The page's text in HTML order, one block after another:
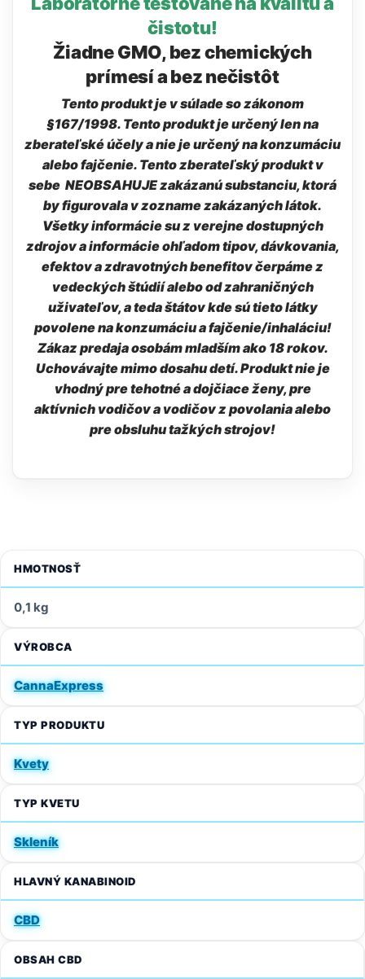
čistotu!
Žiadne GMO, bez chemických
prímesí a bez nečistôt
Tento produkt je v súlade so zákonom
§167/1998. Tento produkt je určený len na
zberateľské účely a nie je určený na konzumáciu
alebo fajčenie. Tento zberateľský produkt v
sebe NEOBSAHUJE zakázanú substanciu, ktorá
by figurovala v zozname zakázaných látok.
Všetky informácie su z verejne dostupných
zdrojov a informácie ohľadom tipov, dávkovania,
efektov a zdravotných benefitov čerpáme z
vedeckých štúdií alebo od zahraničných
uživateľov, a teda štátov kde sú tieto látky
povolene na konzumáciu a fajčenie/inhaláciu!
Zákaz predaja osobám mladším ako 18 rokov.
Uchovávajte mimo dosahu detí. Produkt nie je
vhodný pre tehotné a dojčiace ženy, pre
aktívnich vodičov a vodičov z povolania alebo
pre obsluhu tažkých strojov!
HMOTNOSŤ
0,1 kg
VÝROBCA
CannaExpress
TYP PRODUKTU
Kvety
TYP KVETU
Skleník
HLAVNÝ KANABINOID
CBD
OBSAH CBD